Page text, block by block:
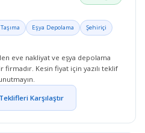
Eşya Depolama
Şehiriçi
eve nakliyat ve eşya depolama
Kesin fiyat için yazılı teklif
Teklifleri Karşılaştır